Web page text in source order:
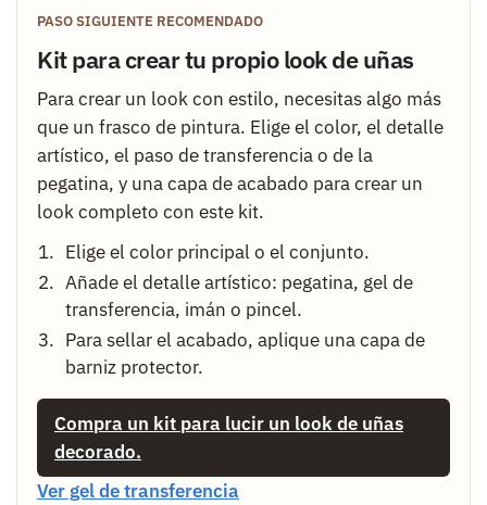
PASO SIGUIENTE RECOMENDADO
Kit para crear tu propio look de uñas
Para crear un look con estilo, necesitas algo más
que un frasco de pintura. Elige el color, el detalle
artístico, el paso de transferencia o de la
pegatina, y una capa de acabado para crear un
look completo con este kit.
Elige el color principal o el conjunto.
Añade el detalle artístico: pegatina, gel de
transferencia, imán o pincel.
Para sellar el acabado, aplique una capa de
barniz protector.
Compra un kit para lucir un look de uñas
decorado.
Ver gel de transferencia